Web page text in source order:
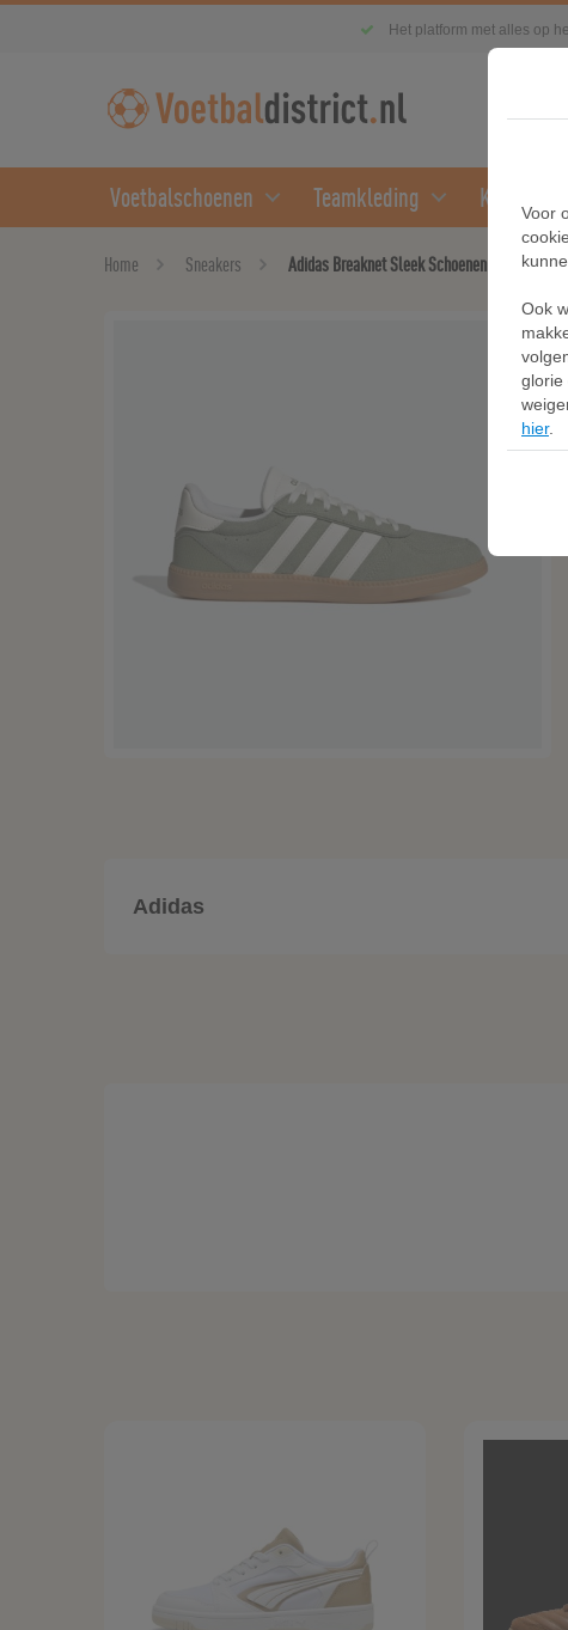
Het platform met alles op
Voetbalschoenen Teamkleding Kleding
Home Sneakers Adidas Breaknet Sleek Schoenen
Adidas
Voor
Ook
glorie
hier.